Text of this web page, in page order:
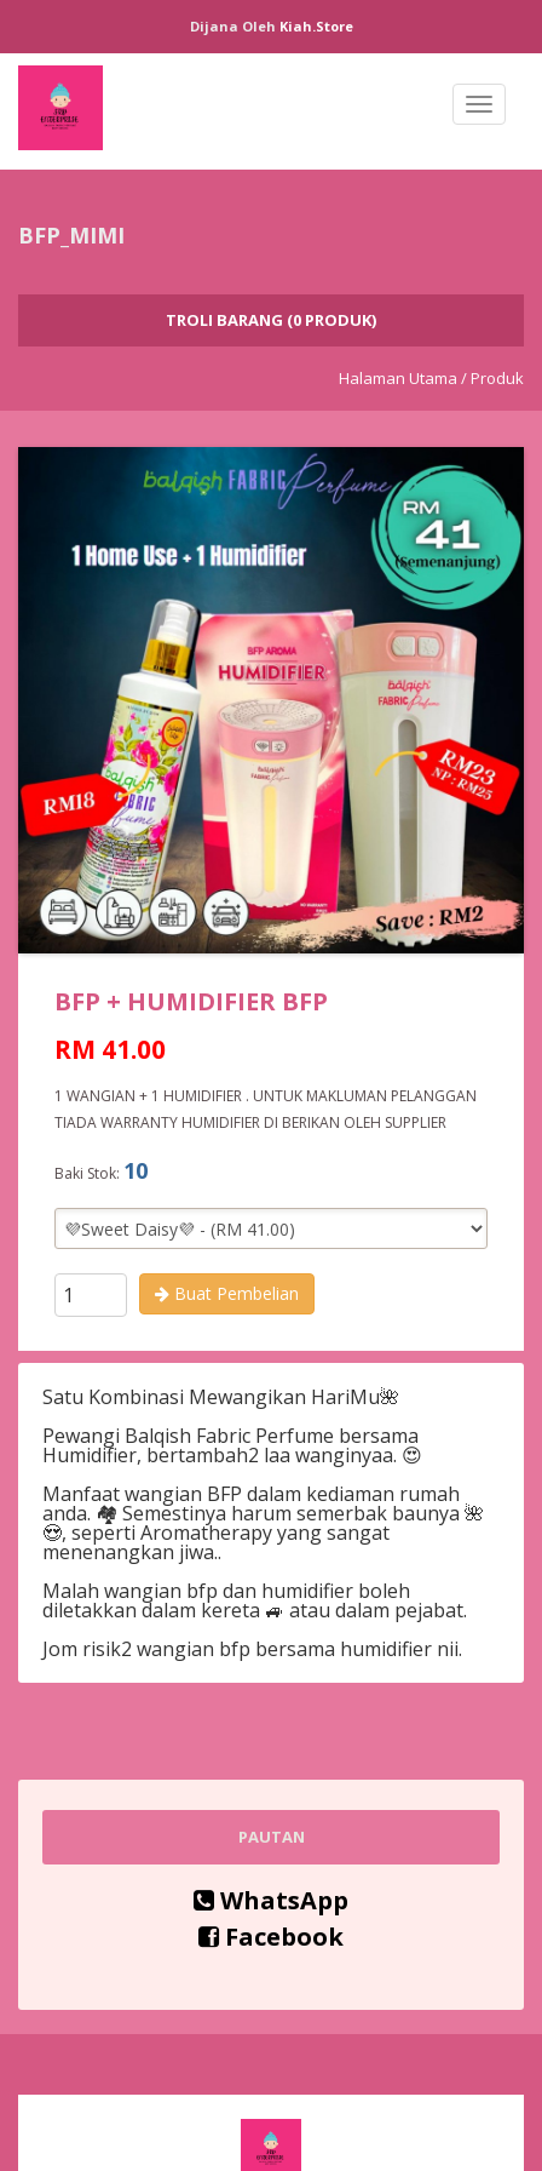
Dijana Oleh Kiah.store
Toggle
BFP_MIMI
TROLI BARANG (0 PRODUK)
Halaman Utama / Produk
BFP + HUMIDIFIER BFP
RM 41.00
1 WANGIAN + 1 HUMIDIFIER . UNTUK MAKLUMAN PELANGGAN
TIADA WARRANTY HUMIDIFIER DI BERIKAN OLEH SUPPLIER
Baki Stok: 10
Buat Pembelian
Satu Kombinasi Mewangikan HariMu🌺
Pewangi Balqish Fabric Perfume bersama
Humidifier, bertambah2 laa wanginyaa. 😍
Manfaat wangian BFP dalam kediaman rumah
anda. 🏘️ Semestinya harum semerbak baunya 🌺
😍, seperti Aromatherapy yang sangat
menenangkan jiwa..
Malah wangian bfp dan humidifier boleh
diletakkan dalam kereta 🚙 atau dalam pejabat.
Jom risik2 wangian bfp bersama humidifier nii.
PAUTAN
WhatsApp
Facebook